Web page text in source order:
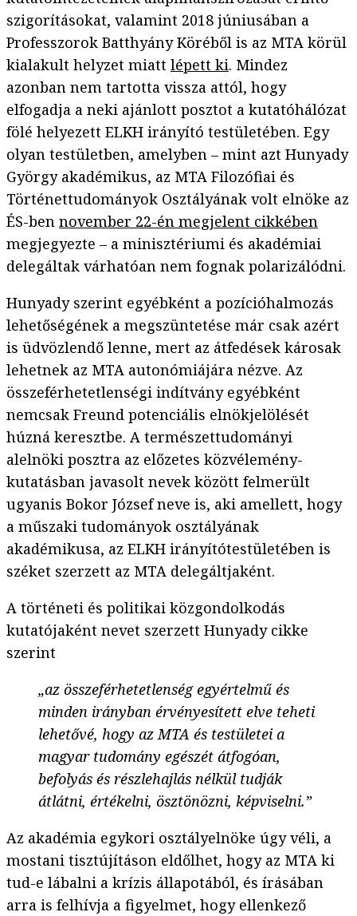
szigorításokat, valamint 2018 júniusában a
Professzorok Batthyány Köréből is az MTA körül
kialakult helyzet miatt lépett ki. Mindez
azonban nem tartotta vissza attól, hogy
elfogadja a neki ajánlott posztot a kutatóhálózat
fölé helyezett ELKH irányító testületében. Egy
olyan testületben, amelyben – mint azt Hunyady
György akadémikus, az MTA Filozófiai és
Történettudományok Osztályának volt elnöke az
ÉS-ben november 22-én megjelent cikkében
megjegyezte – a minisztériumi és akadémiai
delegáltak várhatóan nem fognak polarizálódni.
Hunyady szerint egyébként a pozícióhalmozás
lehetőségének a megszüntetése már csak azért
is üdvözlendő lenne, mert az átfedések károsak
lehetnek az MTA autonómiájára nézve. Az
összeférhetetlenségi indítvány egyébként
nemcsak Freund potenciális elnökjelölését
húzná keresztbe. A természettudományi
alelnöki posztra az előzetes közvélemény-
kutatásban javasolt nevek között felmerült
ugyanis Bokor József neve is, aki amellett, hogy
a műszaki tudományok osztályának
akadémikusa, az ELKH irányítótestületében is
széket szerzett az MTA delegáltjaként.
A történeti és politikai közgondolkodás
kutatójaként nevet szerzett Hunyady cikke
szerint
„az összeférhetetlenség egyértelmű és
minden irányban érvényesített elve teheti
lehetővé, hogy az MTA és testületei a
magyar tudomány egészét átfogóan,
befolyás és részlehajlás nélkül tudják
átlátni, értékelni, ösztönözni, képviselni.”
Az akadémia egykori osztályelnöke úgy véli, a
mostani tisztújításon eldőlhet, hogy az MTA ki
tud-e lábalni a krízis állapotából, és írásában
arra is felhívja a figyelmet, hogy ellenkező